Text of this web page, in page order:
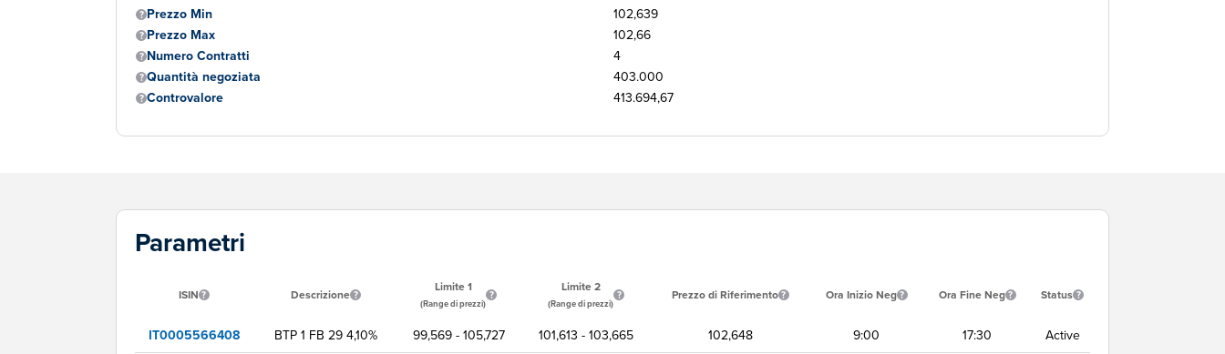
Prezzo Min
102,639
Prezzo Max
102,66
Numero Contratti
4
Quantità negoziata
403.000
Controvalore
413.694,67
Parametri
ISIN Descrizione Limite 1
(Range di prezzi)
Limite 2
(Range di prezzi)
Prezzo di Riferimento Ora Inizio Neg Ora Fine Neg Status
IT0005566408 BTP 1 FB 29 4,10% 99,569 - 105,727 101,613 - 103,665 102,648 9:00 17:30 Active